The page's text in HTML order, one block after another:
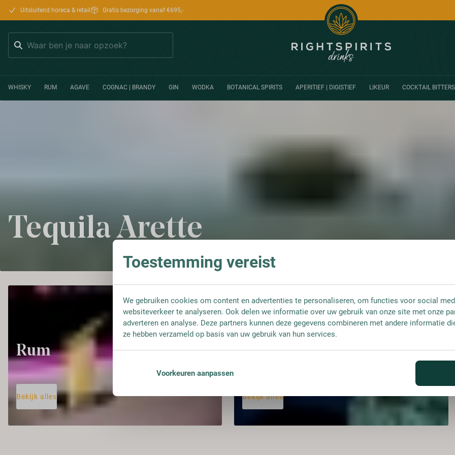
Uitsluitend horeca & retail Gratis bezorging vanaf €695,-
WHISKY RUM AGAVE COGNAC | BRANDY GIN WODKA BOTANICAL SPIRITS APERITIEF | DIGISTIEF LIKEUR COCKTAIL BITTERS
Tequila Arette
Rum
Bekijk alles
Barsupplies
Bekijk alles
Toestemming vereist
We gebruiken cookies om content en advertenties te personaliseren, om functies voor social
websiteverkeer te analyseren. Ook delen we informatie over uw gebruik van onze site met onze
adverteren en analyse. Deze partners kunnen deze gegevens combineren met andere informatie
ze hebben verzameld op basis van uw gebruik van hun services.
Voorkeuren aanpassen